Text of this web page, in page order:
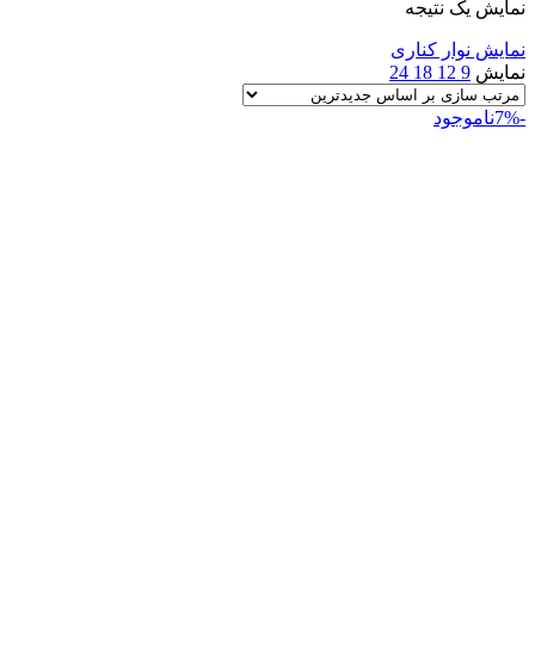
نمایش یک نتیجه
نمایش نوار کناری
نمایش 9
12
18
24
-7% ناموجود